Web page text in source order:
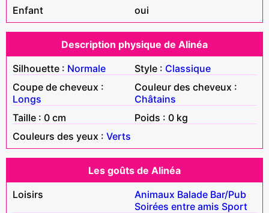
Enfant
oui
Description physique de Alinéa
Silhouette : Normale Style : Classique
Coupe de cheveux :
Longs
Couleur des cheveux :
Châtains
Taille : 0 cm
Poids : 0 kg
Couleurs des yeux : Verts
Les goûts de Alinéa
Loisirs
Animaux Balade Bar/Pub
Soirées entre amis Sport